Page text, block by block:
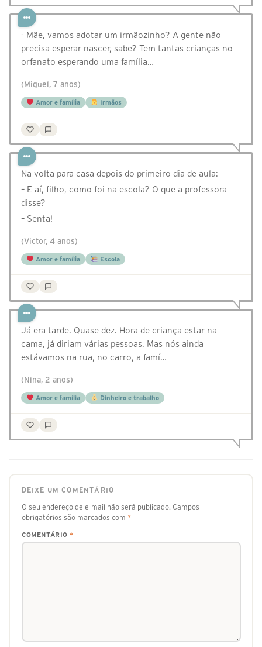
- Mãe, vamos adotar um irmãozinho? A gente não
precisa esperar nascer, sabe? Tem tantas crianças no
orfanato esperando uma família…
(Miguel, 7 anos)
Amor e família Irmãos
Na volta para casa depois do primeiro dia de aula:
– E aí, filho, como foi na escola? O que a professora
disse?
– Senta!
(Victor, 4 anos)
Amor e família Escola
Já era tarde. Quase dez. Hora de criança estar na
cama, já diriam várias pessoas. Mas nós ainda
estávamos na rua, no carro, a famí…
(Nina, 2 anos)
Amor e família Dinheiro e trabalho
DEIXE UM COMENTÁRIO
O seu endereço de e-mail não será publicado. Campos
obrigatórios são marcados com *
COMENTÁRIO *